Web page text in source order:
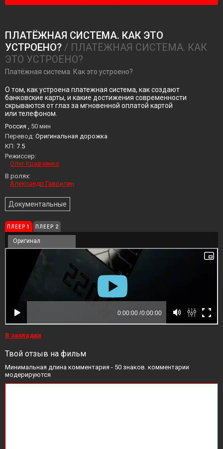
ПЛАТЁЖНАЯ СИСТЕМА. КАК ЭТО
УСТРОЕНО? / ПЛАТЁЖНАЯ СИСТЕМА. КАК
ЭТО УСТРОЕНО?
Платёжная система. Как это устроено?
О том, как устроена платежная система, как создают
банковские карты, и какие достижения современности
скрываются от глаз за мгновенной оплатой картой
или телефоном.
Россия , 50 мин
Перевод: Оригинальная дорожка
KП: 7.5
Режиссер:
Олег Кравченко
В ролях:
Александр Гаврилин
Документальные
ПЛЕЕР 1 ПЛЕЕР 2
Оригинал
В закладки
Твой отзыв на фильм
Минимальная длина комментария - 50 знаков. комментарии
модерируются